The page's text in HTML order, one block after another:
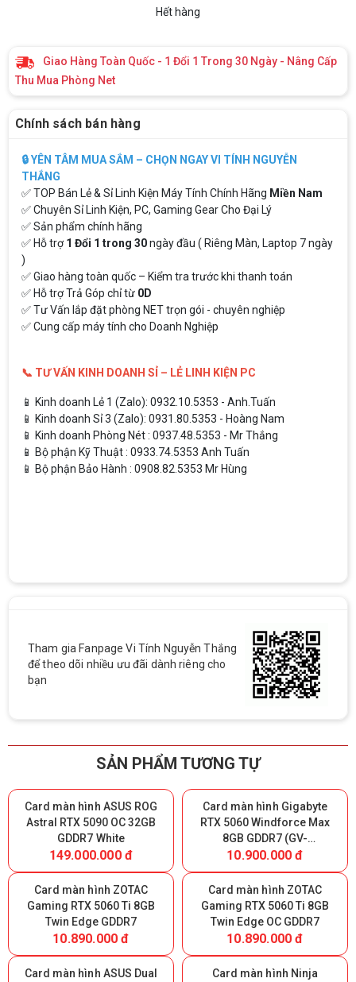
Hết hàng
Giao Hàng Toàn Quốc - 1 Đổi 1 Trong 30 Ngày - Nâng Cấp
Thu Mua Phòng Net
Chính sách bán hàng
🔒 YÊN TÂM MUA SẮM – CHỌN NGAY VI TÍNH NGUYỄN
THẮNG
✅ TOP Bán Lẻ & Sỉ Linh Kiện Máy Tính Chính Hãng Miền Nam
✅ Chuyên Sỉ Linh Kiện, PC, Gaming Gear Cho Đại Lý
✅ Sản phẩm chính hãng
✅ Hỗ trợ1 Đổi 1 trong 30ngày đầu ( Riêng Màn, Laptop 7 ngày
)
✅ Giao hàng toàn quốc – Kiểm tra trước khi thanh toán
✅ Hỗ trợ Trả Góp chỉ từ 0D
✅ Tư Vấn lắp đặt phòng NET trọn gói - chuyên nghiệp
✅ Cung cấp máy tính cho Doanh Nghiệp
📞 TƯ VẤN KINH DOANH SỈ – LẺ LINH KIỆN PC
📱 Kinh doanh Lẻ 1 (Zalo): 0932.10.5353 - Anh.Tuấn
📱 Kinh doanh Sỉ 3 (Zalo): 0931.80.5353 - Hoàng Nam
📱 Kinh doanh Phòng Nét : 0937.48.5353 - Mr Thắng
📱 Bộ phận Kỹ Thuật : 0933.74.5353 Anh Tuấn
📱 Bộ phận Bảo Hành : 0908.82.5353 Mr Hùng
Tham gia Fanpage Vi Tính Nguyễn Thắng
để theo dõi nhiều ưu đãi dành riêng cho
bạn
SẢN PHẨM TƯƠNG TỰ
Card màn hình ASUS ROG
Astral RTX 5090 OC 32GB
GDDR7 White
149.000.000 đ
Card màn hình Gigabyte
RTX 5060 Windforce Max
8GB GDDR7 (GV-
N5060WF2MAX-OC 8GD)
10.900.000 đ
Card màn hình ZOTAC
Gaming RTX 5060 Ti 8GB
Twin Edge GDDR7
10.890.000 đ
Card màn hình ZOTAC
Gaming RTX 5060 Ti 8GB
Twin Edge OC GDDR7
10.890.000 đ
Card màn hình ASUS Dual
Card màn hình Ninja